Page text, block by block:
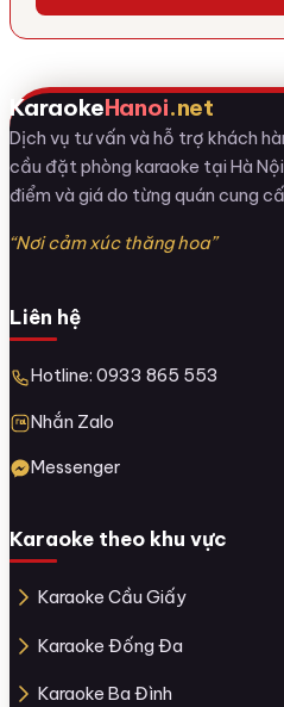
KaraokeHanoi.net
Dịch vụ tư vấn và hỗ trợ khách
cầu đặt phòng karaoke tại Hà
điểm và giá do từng quán cung
“Nơi cảm xúc thăng hoa”
Liên hệ
Hotline: 0933 865 553
Nhắn Zalo
Messenger
Karaoke theo khu vực
Karaoke Cầu Giấy
Karaoke Đống Đa
Karaoke Ba Đình